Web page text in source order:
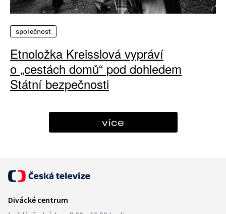
společnost
Etnoložka Kreisslová vypráví
o „cestách domů“ pod dohledem
Státní bezpečnosti
více